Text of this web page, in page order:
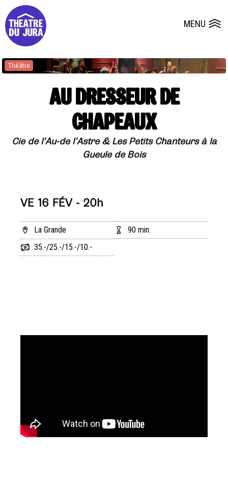
MENU
Presse
Salles
Dépôts de dossiers
Théâtre
AU DRESSEUR DE
CHAPEAUX
Cie de l’Au-de l’Astre & Les Petits Chanteurs à la
Gueule de Bois
VE 16 FÉV - 20h
La Grande
90 min.
35.-/25.-/15.-/10.-